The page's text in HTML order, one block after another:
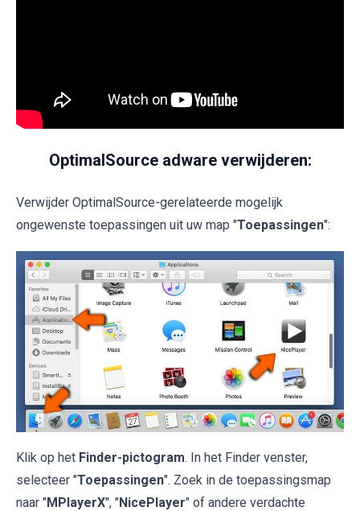
OptimalSource adware verwijderen:
Verwijder OptimalSource-gerelateerde mogelijk
ongewenste toepassingen uit uw map "Toepassingen":
Klik op het Finder-pictogram. In het Finder venster,
selecteer "Toepassingen". Zoek in de toepassingsmap
naar "MPlayerX", "NicePlayer" of andere verdachte